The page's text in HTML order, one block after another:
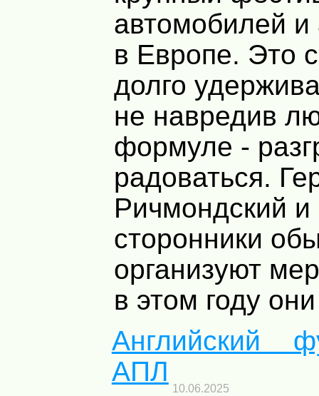
автомобилей и
в Европе. Это
долго
не навредив
формуле -
радоваться.
Ричмондский и
сторонники
организуют
в этом году
Английский
АПЛ
10.06.2025